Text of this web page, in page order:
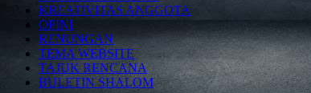
KREATIVITAS ANGGOTA
OPINI
RENUNGAN
TEMA WEBSITE
TAJUK RENCANA
BULETIN SHALOM